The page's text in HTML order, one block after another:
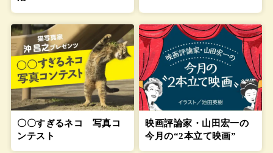
〇〇すぎるネコ 写真コ
ンテスト
映画評論家・山田宏一の
今月の“2本立て映画”